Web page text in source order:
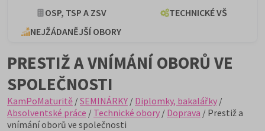
OSP, TSP A ZSV
TECHNICKÉ VŠ
NEJŽÁDANĚJŠÍ OBORY
PRESTIŽ A VNÍMÁNÍ OBORŮ VE
SPOLEČNOSTI
KamPoMaturitě /SEMINÁRKY / Diplomky, bakalářky /
Absolventské práce / Technické obory / Doprava / Prestiž a
vnímání oborů ve společnosti